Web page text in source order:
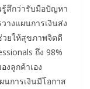
สึกว่ารับมือปัญหา
างแผนการเงินส่ง
ยให้สุขภาพจิตดี
ถึง 98%
งลูกค้าเอง
การเงินมีโอกาส